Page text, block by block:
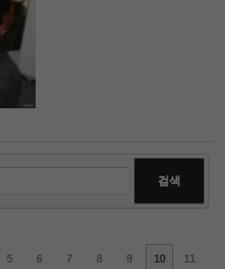
검색
5 6 7 8 9 10 11